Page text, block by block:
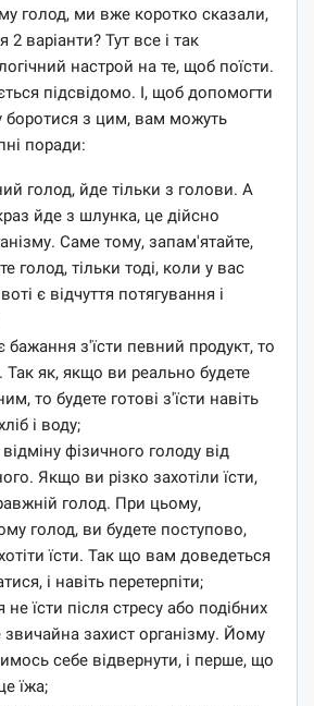
голод, ми вже коротко сказали,
2 варіанти? Тут все і так
настрой на те, щоб поїсти.
підсвідомо. І, щоб допомогти
боротися з цим, вам можуть
поради:
голод, йде тільки з голови. А
йде з шлунка, це дійсно
Саме тому, запам'ятайте,
голод, тільки тоді, коли у вас
є відчуття потягування і
бажання з'їсти певний продукт, то
Так як, якщо ви реально будете
то будете готові з'їсти навіть
і воду;
фізичного голоду від
Якщо ви різко захотіли їсти,
голод. При цьому,
голод, ви будете поступово,
їсти. Так що вам доведеться
і навіть перетерпіти;
не їсти після стресу або подібних
звичайна захист організму. Йому
себе відвернути, і перше, що
їжа;